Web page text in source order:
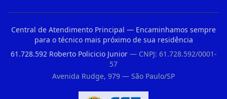
Central de Atendimento Principal — Encaminhamos sempre
para o técnico mais próximo de sua residência
61.728.592 Roberto Policicio Junior— CNPJ: 61.728.592/0001-
57
Avenida Rudge, 979 — São Paulo/SP